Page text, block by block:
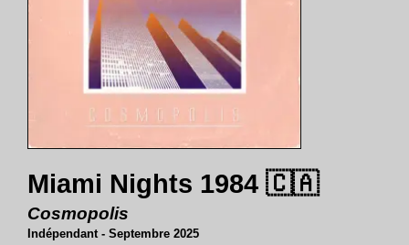
Miami Nights 1984 🇨🇦
Cosmopolis
Indépendant - Septembre 2025